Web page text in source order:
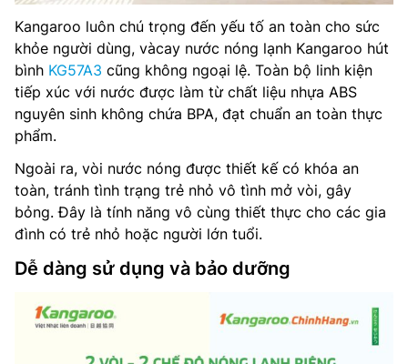
Kangaroo luôn chú trọng đến yếu tố an toàn cho sức
khỏe người dùng, vàcay nước nóng lạnh Kangaroo hút
bình KG57A3 cũng không ngoại lệ. Toàn bộ linh kiện
tiếp xúc với nước được làm từ chất liệu nhựa ABS
nguyên sinh không chứa BPA, đạt chuẩn an toàn thực
phẩm.
Ngoài ra, vòi nước nóng được thiết kế có khóa an
toàn, tránh tình trạng trẻ nhỏ vô tình mở vòi, gây
bỏng. Đây là tính năng vô cùng thiết thực cho các gia
đình có trẻ nhỏ hoặc người lớn tuổi.
Dễ dàng sử dụng và bảo dưỡng